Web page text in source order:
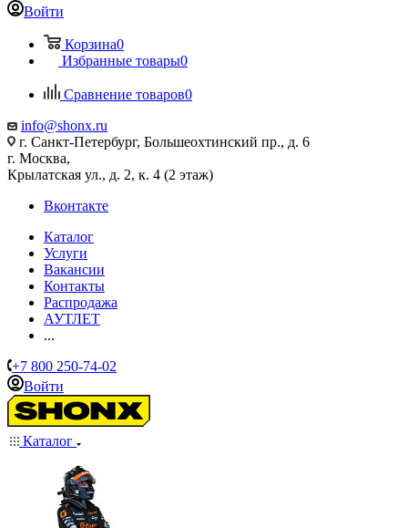
Войти
Корзина0
Избранные товары0
Сравнение товаров0
info@shonx.ru
г. Санкт-Петербург, Большеохтинский пр., д. 6
г. Москва,
Крылатская ул., д. 2, к. 4 (2 этаж)
Вконтакте
Каталог
Услуги
Вакансии
Контакты
Распродажа
АУТЛЕТ
...
+7 800 250-74-02
Войти
Каталог